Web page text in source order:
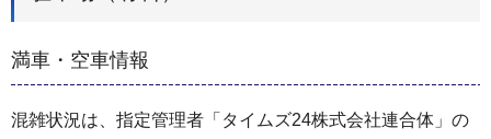
満車・空車情報
混雑状況は、指定管理者「タイムズ24株式会社連合体」の